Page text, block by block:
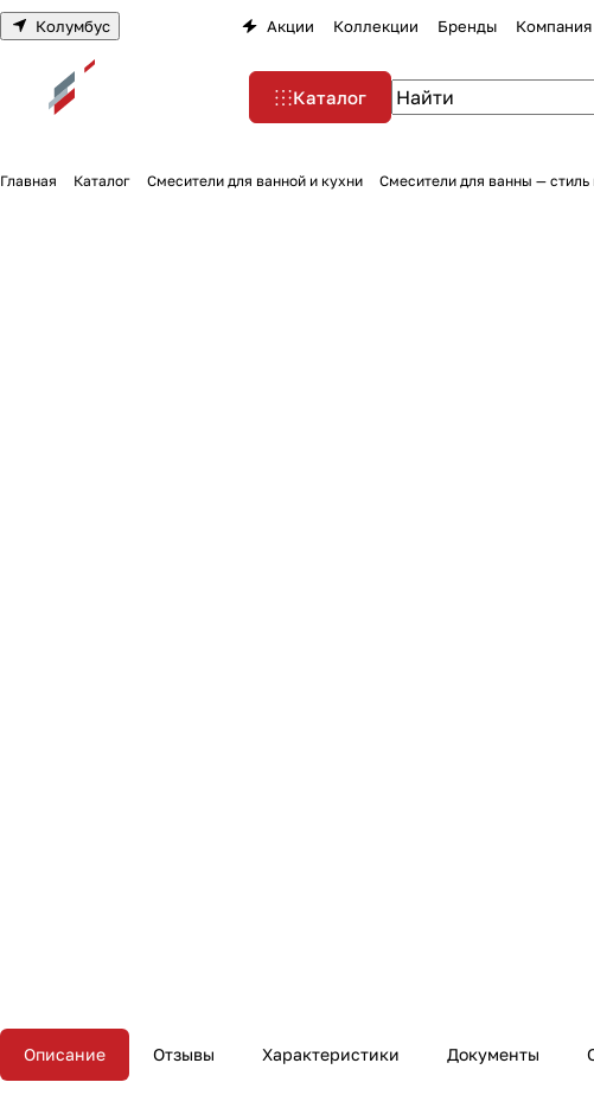
Колумбус Акции Коллекции Бренды Компания
Каталог
Главная Каталог Смесители для ванной и кухни Смесители для ванны —
Описание Отзывы Характеристики Документы